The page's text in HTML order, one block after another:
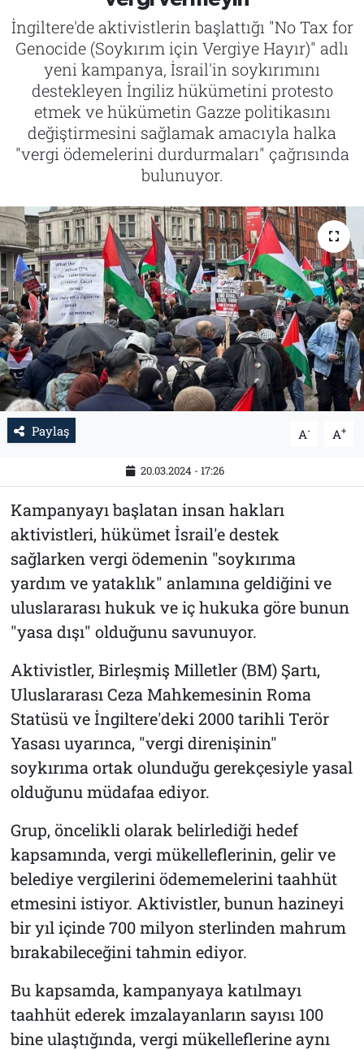
İngiltere'de aktivistlerin başlattığı "No Tax for
Genocide (Soykırım için Vergiye Hayır)" adlı
yeni kampanya, İsrail'in soykırımını
destekleyen İngiliz hükümetini protesto
etmek ve hükümetin Gazze politikasını
değiştirmesini sağlamak amacıyla halka
"vergi ödemelerini durdurmaları" çağrısında
bulunuyor.
Paylaş A- A+
20.03.2024 - 17:26
Kampanyayı başlatan insan hakları
aktivistleri, hükümet İsrail'e destek
sağlarken vergi ödemenin "soykırıma
yardım ve yataklık" anlamına geldiğini ve
uluslararası hukuk ve iç hukuka göre bunun
"yasa dışı" olduğunu savunuyor.
Aktivistler, Birleşmiş Milletler (BM) Şartı,
Uluslararası Ceza Mahkemesinin Roma
Statüsü ve İngiltere'deki 2000 tarihli Terör
Yasası uyarınca, "vergi direnişinin"
soykırıma ortak olunduğu gerekçesiyle yasal
olduğunu müdafaa ediyor.
Grup, öncelikli olarak belirlediği hedef
kapsamında, vergi mükelleflerinin, gelir ve
belediye vergilerini ödememelerini taahhüt
etmesini istiyor. Aktivistler, bunun hazineyi
bir yıl içinde 700 milyon sterlinden mahrum
bırakabileceğini tahmin ediyor.
Bu kapsamda, kampanyaya katılmayı
taahhüt ederek imzalayanların sayısı 100
bine ulaştığında, vergi mükelleflerine aynı
Tarih
İletişim
Künye